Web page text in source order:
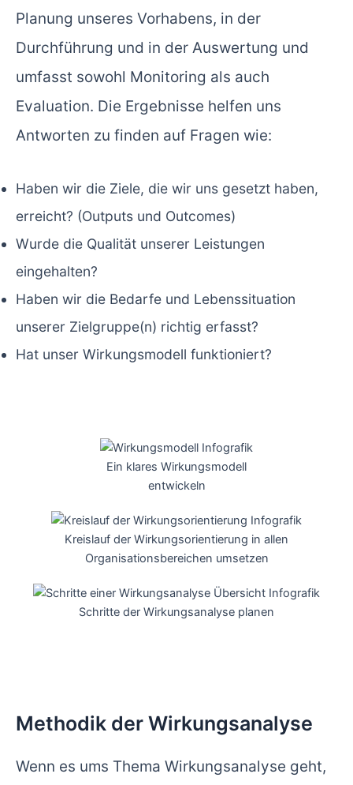
Planung unseres Vorhabens, in der
Durchführung und in der Auswertung und
umfasst sowohl Monitoring als auch
Evaluation. Die Ergebnisse helfen uns
Antworten zu finden auf Fragen wie:
Haben wir die Ziele, die wir uns gesetzt haben,
erreicht? (Outputs und Outcomes)
Wurde die Qualität unserer Leistungen
eingehalten?
Haben wir die Bedarfe und Lebenssituation
unserer Zielgruppe(n) richtig erfasst?
Hat unser Wirkungsmodell funktioniert?
Ein klares Wirkungsmodell
entwickeln
Kreislauf der Wirkungsorientierung in allen
Organisationsbereichen umsetzen
Schritte der Wirkungsanalyse planen
Methodik der Wirkungsanalyse
Wenn es ums Thema Wirkungsanalyse geht,